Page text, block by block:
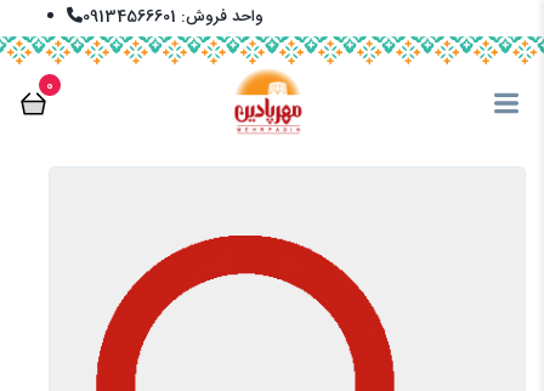
واحد فروش: 09134566601
info@mehrpadin.com
En
0